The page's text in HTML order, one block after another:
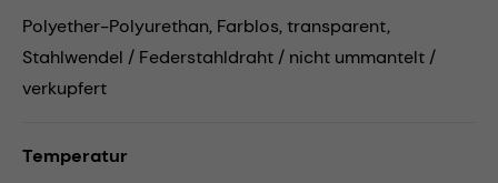
Polyether-Polyurethan, Farblos, transparent,
Stahlwendel / Federstahldraht / nicht ummantelt /
verkupfert
Temperatur